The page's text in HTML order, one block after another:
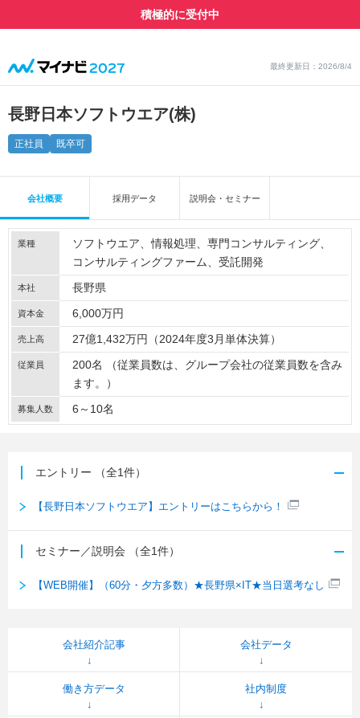
最終更新日：2026/8/4
長野日本ソフトウエア(株)
正社員 既卒可
積極的に受付中
会社概要 採用データ 説明会・セミナー
業種 ソフトウエア 情報処理
専門コンサルティング
コンサルティングファーム
受託開発
本社 長野県
資本金 6,000万円
売上高 27億1,432万円（2024年度3月単体決算）
従業員
200名 （従業員数は、グループ会社の従業員数を含み
ます。）
募集人数 6～10名
エントリー （全1件）
【長野日本ソフトウエア】エントリーはこちらから！
セミナー／説明会 （全1件）
【WEB開催】（60分・夕方多数）★長野県×IT★当日選考なし
会社紹介記事 会社データ
働き方データ 社内制度